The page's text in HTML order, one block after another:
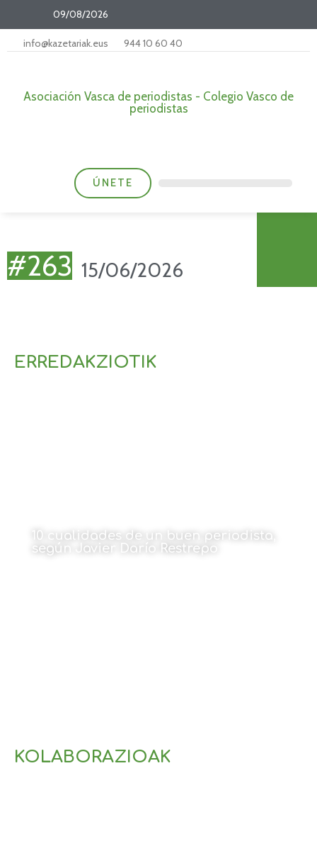
09/08/2026
info@kazetariak.eus 944 10 60 40
Asociación Vasca de periodistas - Colegio Vasco de
periodistas
ÚNETE
#263 15/06/2026
ERREDAKZIOTIK
10 cualidades de un buen periodista,
según Javier Darío Restrepo
KOLABORAZIOAK